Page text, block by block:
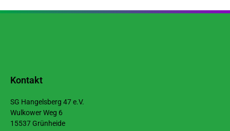
Kontakt
SG Hangelsberg 47 e.V.
Wulkower Weg 6
15537 Grünheide